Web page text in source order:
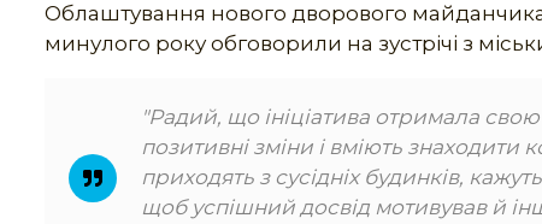
Облаштування нового дворового майданчика
минулого року обговорили на зустрічі з
"Радий, що ініціатива отримала
позитивні зміни і вміють
приходять з сусідніх будинків,
щоб успішний досвід мотивував й